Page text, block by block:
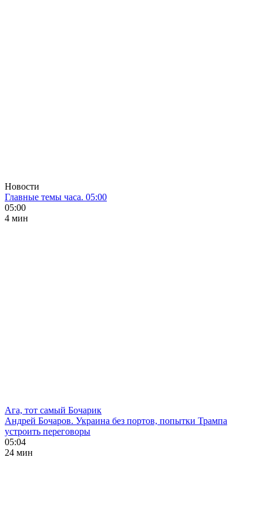
Новости
Главные темы часа. 05:00
05:00
4 мин
Ага, тот самый Бочарик
Андрей Бочаров. Украина без портов, попытки Трампа
устроить переговоры
05:04
24 мин